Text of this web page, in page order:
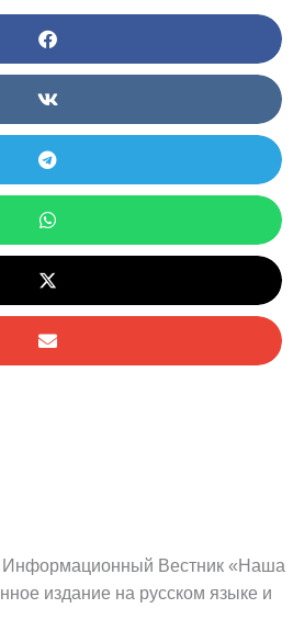
Информационный Вестник «Наша
издание на русском языке и